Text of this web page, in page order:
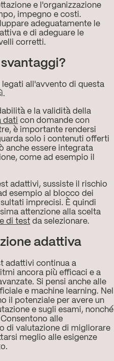
e l'organizzazione
impegno e costi.
adeguatamente le
e di adeguare le
corretti.
all'avvento di questa
e la validità della
dati con domande con
è importante rendersi
solo i contenuti offerti
anche essere integrata
come ad esempio il
adattivi, sussiste il rischio
esempio al blocco dei
imprecisi. È quindi
attenzione alla scelta
di test da selezionare.
adattiva
adattivi continua a
ancora più efficaci e a
Si pensi anche alle
e machine learning. Nel
il potenziale per avere un
e sugli esami, nonché
alle
di valutazione di migliorare
meglio alle esigenze